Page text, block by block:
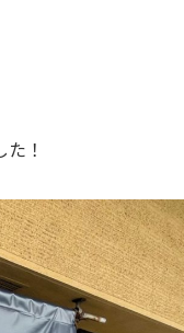
！